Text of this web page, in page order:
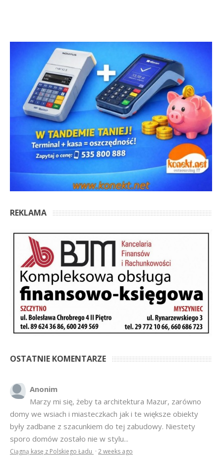
REKLAMA
OSTATNIE KOMENTARZE
Anonim
Marzy mi się, żeby ta architektura Mazur, zarówno
domy we wsiach i miasteczkach jak i te większe obiekty
były zadbane z szacunkiem do tej zabudowy. Niestety
sporo domów zostało nie w stylu...
Ciągną kasę z Polskiego Ładu · 2 weeks ago